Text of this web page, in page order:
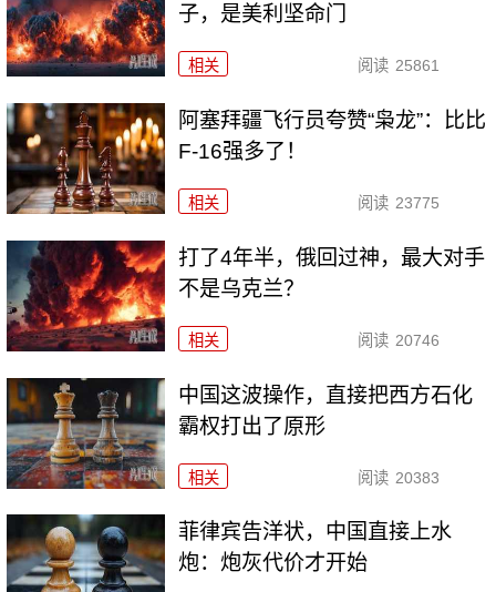
子，是美利坚命门
相关 阅读 25861
阿塞拜疆飞行员夸赞“枭龙”：比比
F-16强多了！
相关 阅读 23775
打了4年半，俄回过神，最大对手
不是乌克兰？
相关 阅读 20746
中国这波操作，直接把西方石化
霸权打出了原形
相关 阅读 20383
菲律宾告洋状，中国直接上水
炮：炮灰代价才开始